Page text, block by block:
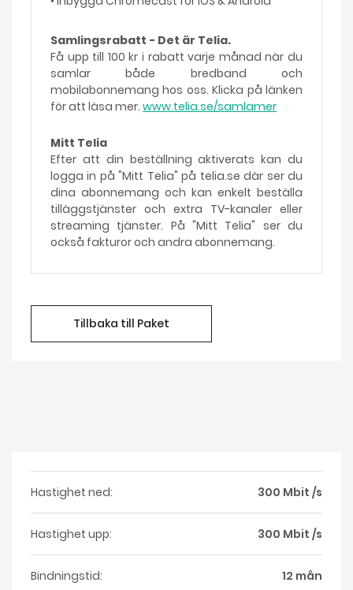
Samlingsrabatt - Det är Telia.
Få upp till 100 kr i rabatt varje månad när du
samlar både bredband och
mobilabonnemang hos oss. Klicka på länken
för att läsa mer. www.telia.se/samlamer
Mitt Telia
Efter att din beställning aktiverats kan du
logga in på "Mitt Telia" på telia.se där ser du
dina abonnemang och kan enkelt beställa
tilläggstjänster och extra TV-kanaler eller
streaming tjänster. På "Mitt Telia" ser du
också fakturor och andra abonnemang.
Tillbaka till Paket
Hastighet ned: 300 Mbit /s
Hastighet upp: 300 Mbit /s
Bindningstid: 12 mån